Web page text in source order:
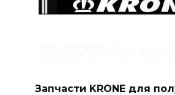
Запчасти KRONE для